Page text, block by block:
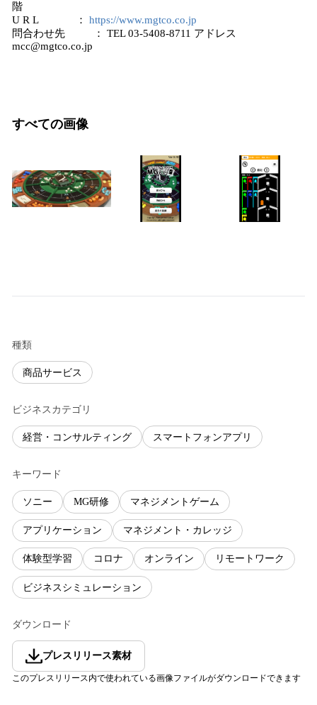
階
U R L ： https://www.mgtco.co.jp
問合わせ先 ： TEL 03-5408-8711 アドレス
mcc@mgtco.co.jp
すべての画像
種類
商品サービス
ビジネスカテゴリ
経営・コンサルティング スマートフォンアプリ
キーワード
ソニー MG研修 マネジメントゲーム
アプリケーション マネジメント・カレッジ
体験型学習 コロナ オンライン リモートワーク
ビジネスシミュレーション
ダウンロード
プレスリリース素材
このプレスリリース内で使われている画像ファイルがダウンロードできます